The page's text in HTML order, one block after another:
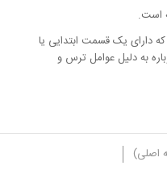
است.
دارای یک قسمت ابتدایی یا
به دلیل عوامل ترس و
اصلی)